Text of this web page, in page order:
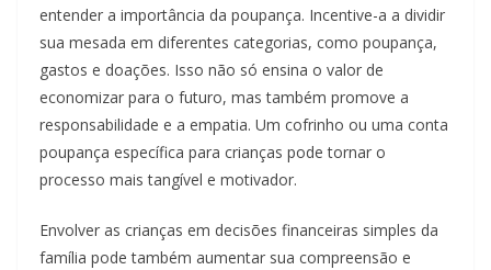
entender a importância da poupança. Incentive-a a dividir
sua mesada em diferentes categorias, como poupança,
gastos e doações. Isso não só ensina o valor de
economizar para o futuro, mas também promove a
responsabilidade e a empatia. Um cofrinho ou uma conta
poupança específica para crianças pode tornar o
processo mais tangível e motivador.
Envolver as crianças em decisões financeiras simples da
família pode também aumentar sua compreensão e